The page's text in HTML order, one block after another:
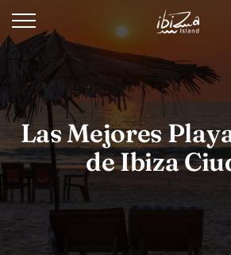
Las Mejores
de Ibiza